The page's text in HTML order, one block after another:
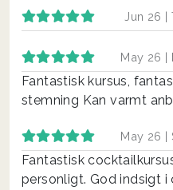
Jun 26 |
May 26 |
Fantastisk kursus,
stemning Kan varmt
May 26 |
Fantastisk
personligt. God indsigt